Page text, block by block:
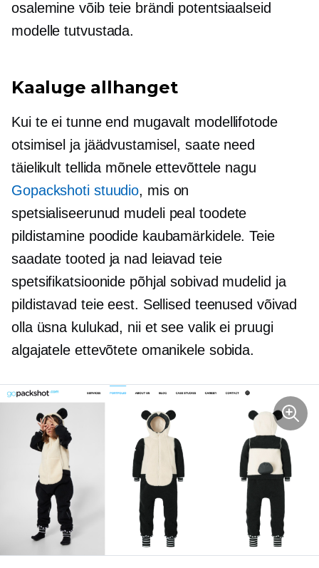
osalemine võib teie brändi potentsiaalseid
modelle tutvustada.
Kaaluge allhanget
Kui te ei tunne end mugavalt modellifotode
otsimisel ja jäädvustamisel, saate need
täielikult tellida mõnele ettevõttele nagu
Gopackshoti stuudio, mis on
spetsialiseerunud mudeli peal toodete
pildistamine poodide kaubamärkidele. Teie
saadate tooted ja nad leiavad teie
spetsifikatsioonide põhjal sobivad mudelid ja
pildistavad teie eest. Sellised teenused võivad
olla üsna kulukad, nii et see valik ei pruugi
algajatele ettevõtete omanikele sobida.